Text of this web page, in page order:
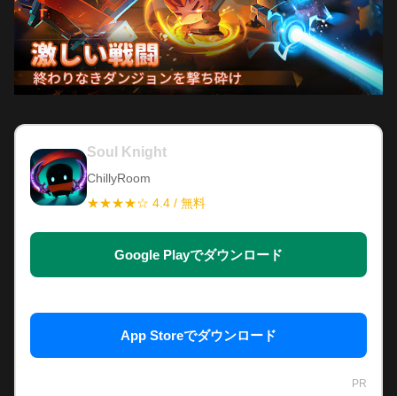
Soul Knight
ChillyRoom
★★★★☆ 4.4 / 無料
Google Playでダウンロード
App Storeでダウンロード
PR